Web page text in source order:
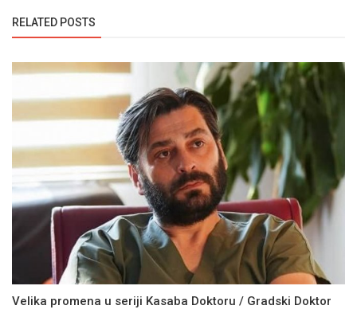
RELATED POSTS
Velika promena u seriji Kasaba Doktoru / Gradski Doktor